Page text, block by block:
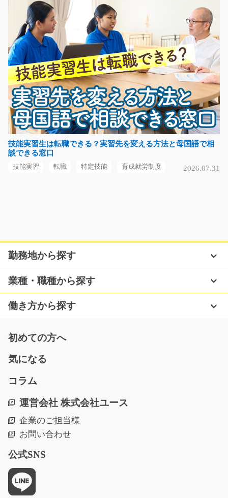
神奈川県横浜市都筑区
気になる
カンタンな入力などの一般事務/y03_00984
急募
専用のフォーマットに売上データの入力やお客様対応、
慣れてきたら伝票な…
長期（3ヶ月以上）
時給1000円～
福岡県古賀市
【リフト経験者の方大歓迎♪】フォークリフトを使って
肥料や飼料を運んで…
長期（3ヶ月以上）
時給1400円
愛知県豊川市
自動車部品の目視検査スタッフ/g04_02408
急募
自動車部品（ネジ・ボルト）の凹みやキズを目で確認す
る検査作業です。 座…
長期（3ヶ月以上）
時給1200円
技能実習生は転職できる？実習先を変える方法と母国語で相
談できる窓口
技能実習 転職 特定技能 育成就労制度 2026.07.31
勤務地から探す
業種・職種から探す
働き方から探す
初めての方へ
気になる
コラム
運営会社 株式会社ユース
企業のご担当様
お問い合わせ
公式SNS